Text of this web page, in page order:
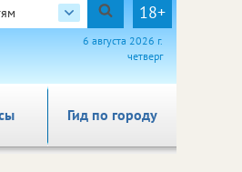
18+
6 августа 2026 г.
четверг
Гид по городу